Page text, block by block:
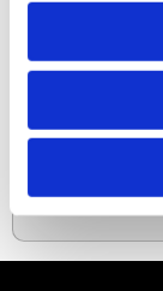
10. Novetats
11. Breu
PER